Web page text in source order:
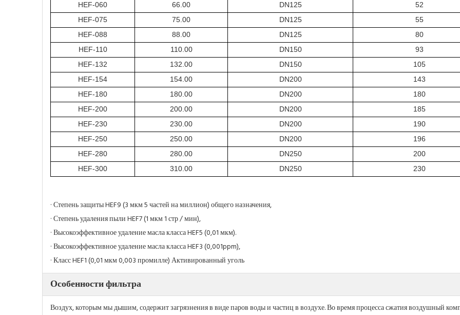
HEF-060
66.00 DN125
52
HEF-075
75.00 DN125
55
HEF-088
88.00 DN125
80
HEF-110
110.00 DN150
93
HEF-132
132.00 DN150
105
HEF-154
154.00 DN200
143
HEF-180
180.00 DN200
180
HEF-200
200.00 DN200
185
HEF-230
230.00 DN200
190
HEF-250
250.00 DN200
196
HEF-280
280.00 DN250
200
HEF-300
310.00 DN250 230
· Степень защиты HEF9 (3 мкм 5 частей на миллион) общего назначения,
· Степень удаления пыли HEF7 (1 мкм 1 стр / мин),
· Высокоэффективное удаление масла класса HEF5 (0,01 мкм).
· Высокоэффективное удаление масла класса HEF3 (0,001ppm),
· Класс HEF1 (0,01 мкм 0,003 промилле) Активированный уголь
Особенности фильтра
Воздух, которым мы дышим, содержит загрязнения в виде паров воды и частиц в воздухе. Во время процесса сжатия воздушный